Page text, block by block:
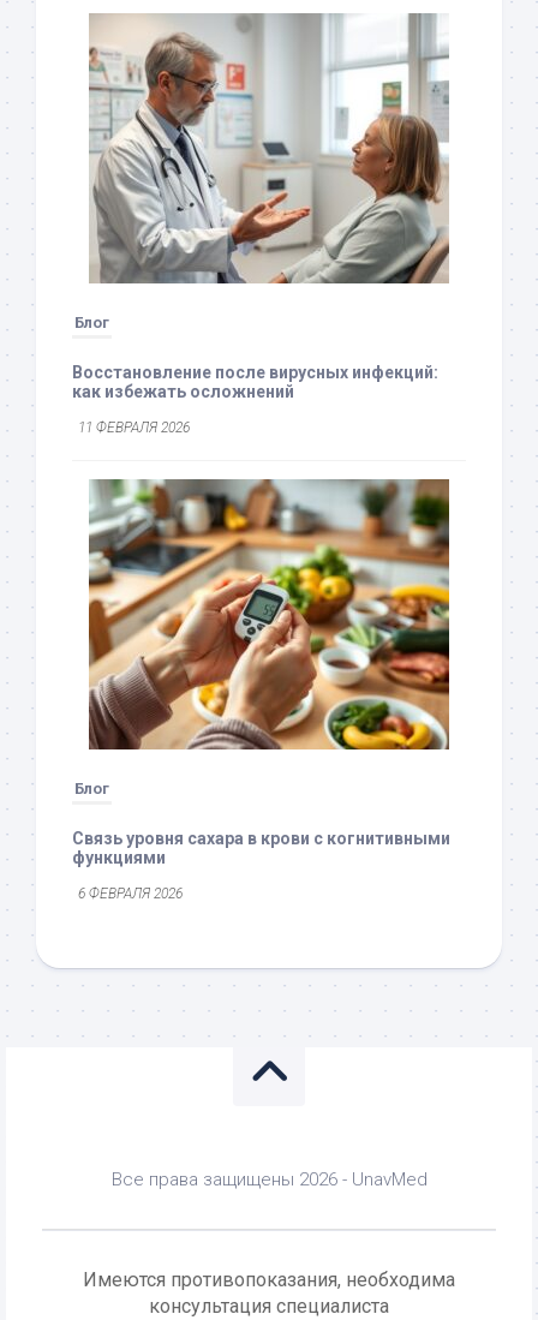
Блог
Восстановление после вирусных инфекций:
как избежать осложнений
11 ФЕВРАЛЯ 2026
Блог
Связь уровня сахара в крови с когнитивными
функциями
6 ФЕВРАЛЯ 2026
Все права защищены 2026 - UnavMed
Имеются противопоказания, необходима
консультация специалиста